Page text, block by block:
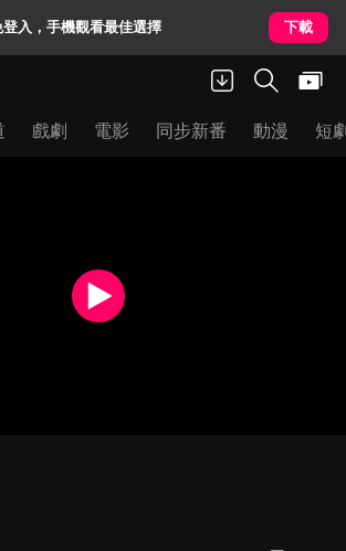
入，手機觀看最佳選擇 下載
戲劇 電影 同步新番 動漫 短